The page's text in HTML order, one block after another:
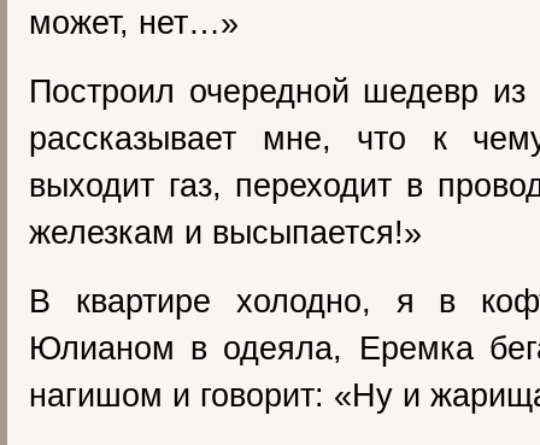
может, нет…»
Построил очередной шедевр из
рассказывает мне, что к
выходит газ, переходит в
железкам и высыпается!»
В квартире холодно, я в
Юлианом в одеяла, Еремка
нагишом и говорит: «Ну и